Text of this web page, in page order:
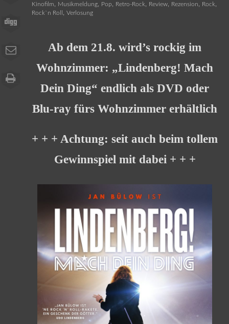
Kinofilm, Musikmeldung, Pop, Retro-Rock, Review, Rezension, Rock,
Rock`n Roll , Verlosung
Ab dem 21.8. wird’s rockig im
Wohnzimmer: „Lindenberg! Mach
Dein Ding“ endlich als DVD oder
Blu-ray fürs Wohnzimmer erhältlich
+ + + Achtung: seit auch beim tollem
Gewinnspiel mit dabei + + +